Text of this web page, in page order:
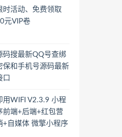
时活动、免费领取
元VIP卷
码搜最新QQ号查绑
保和手机号源码最新
口
用WIFI V2.3.9 小程
前端+后端+红包营
+自媒体 微擎小程序